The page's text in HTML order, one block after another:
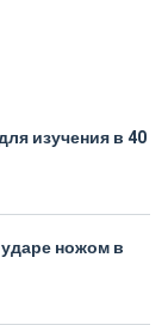
изучения в 40
ножом в